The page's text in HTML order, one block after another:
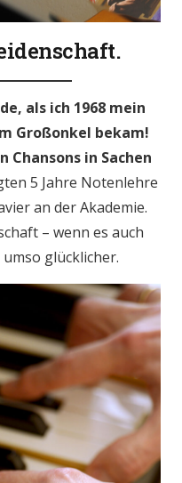
als ich 1968 mein
Großonkel bekam!
in Sachen
5 Jahre Notenlehre
an der Akademie.
– wenn es auch
glücklicher.